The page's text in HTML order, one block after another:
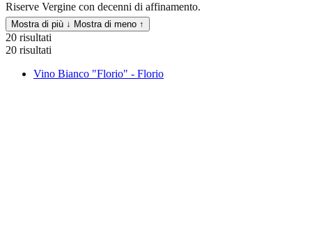
Riserve Vergine con decenni di affinamento.
Mostra di più ↓ Mostra di meno ↑
20 risultati
20 risultati
Vino Bianco "Florio" - Florio